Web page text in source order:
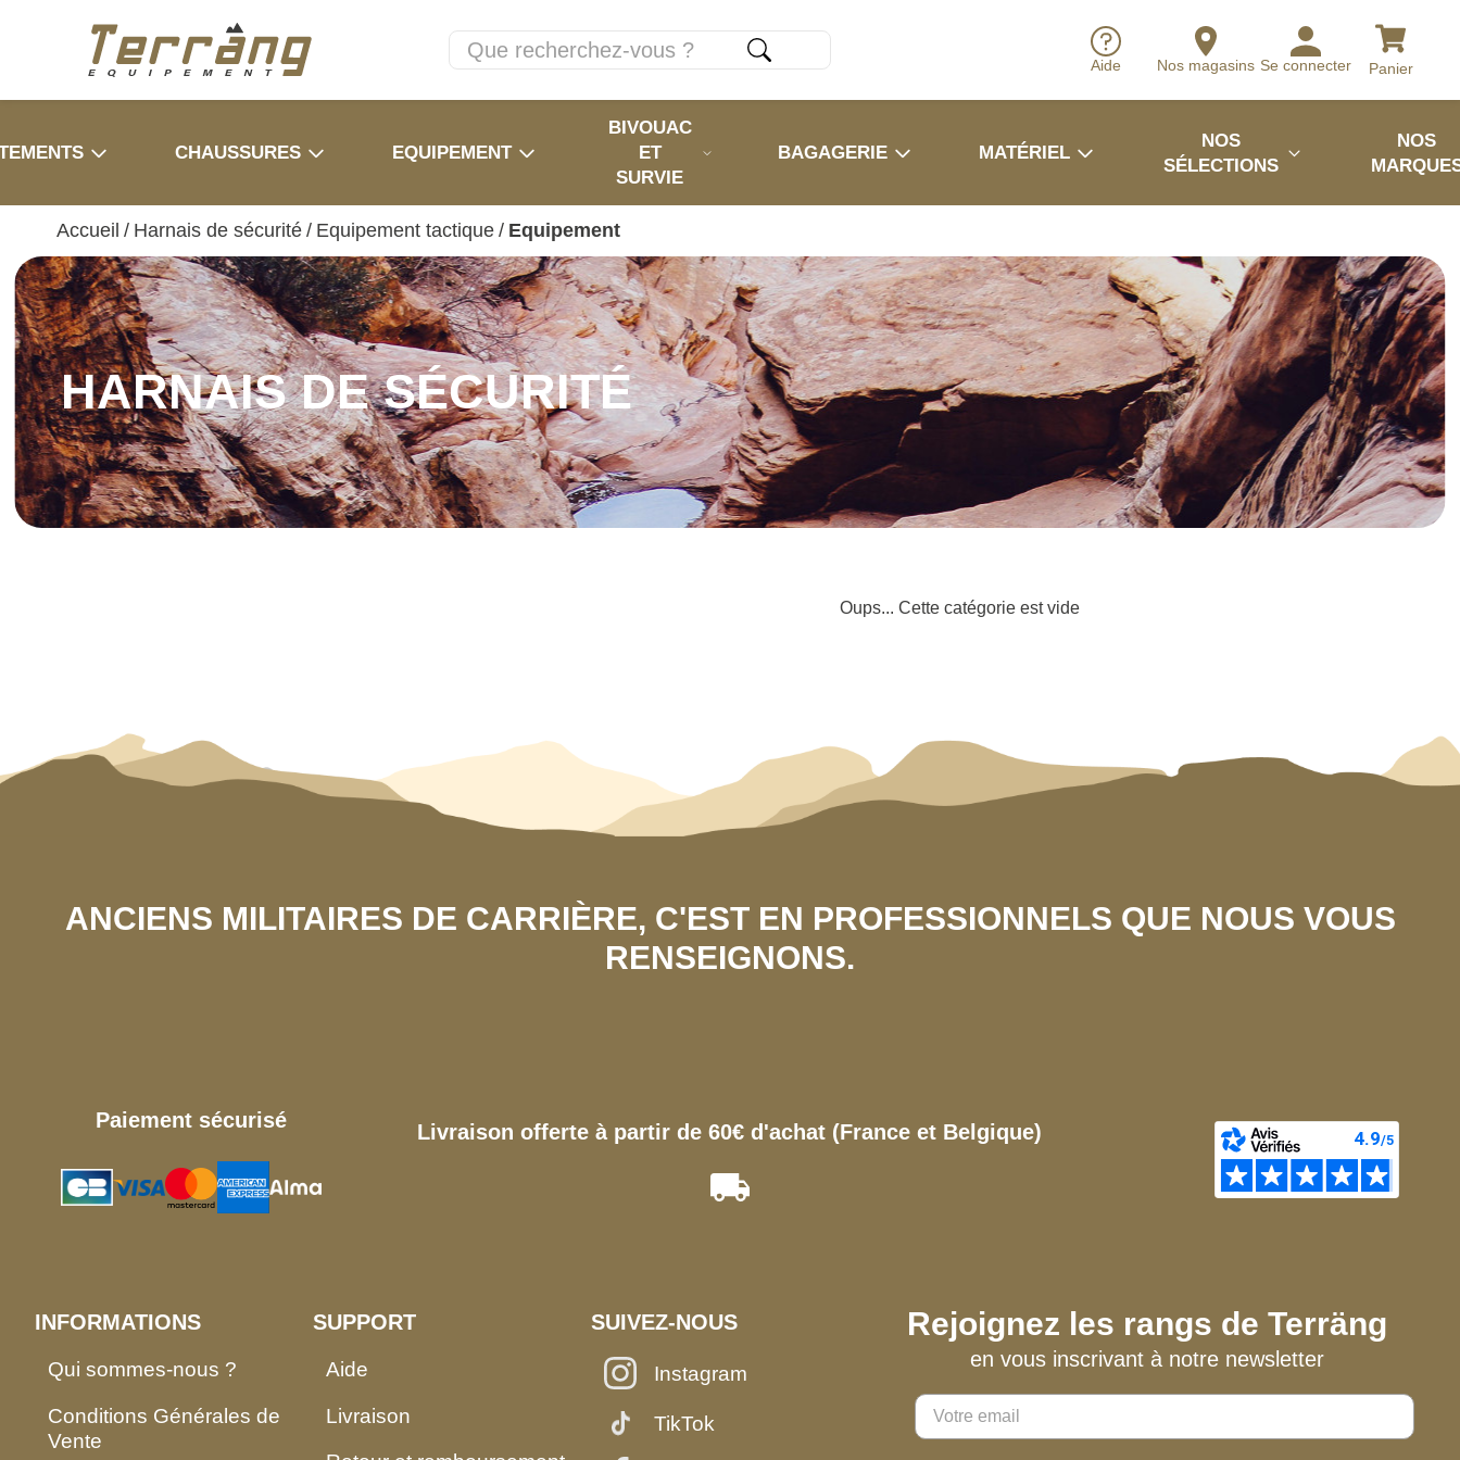
Aide Nos magasins Se connecter Panier
CHAUSSURES EQUIPEMENT
BIVOUAC
ET
SURVIE
BAGAGERIE MATÉRIEL
NOS
SÉLECTIONS
NOS
Accueil / Harnais de sécurité / Equipement tactique / Equipement
HARNAIS DE SÉCURITÉ
Oups... Cette catégorie est vide
ANCIENS MILITAIRES DE CARRIÈRE, C'EST EN PROFESSIONNELS QUE NOUS VOUS
RENSEIGNONS.
Paiement sécurisé Livraison offerte à partir de 60€ d'achat (France et Belgique)
INFORMATIONS
Qui sommes-nous ?
Conditions Générales de
Vente
SUPPORT
Aide
Livraison
SUIVEZ-NOUS
Instagram
TikTok
Rejoignez les rangs de Terräng
en vous inscrivant à notre newsletter